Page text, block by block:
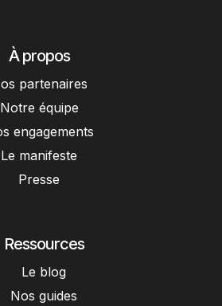
À propos
partenaires
Notre équipe
engagements
Le manifeste
Presse
Ressources
Le blog
Nos guides